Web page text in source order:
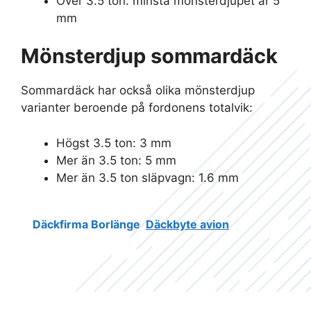
mm
Mönsterdjup sommardäck
Sommardäck har också olika mönsterdjup
varianter beroende på fordonens totalvik:
Högst 3.5 ton: 3 mm
Mer än 3.5 ton: 5 mm
Mer än 3.5 ton släpvagn: 1.6 mm
Däckfirma Borlänge Däckbyte avion